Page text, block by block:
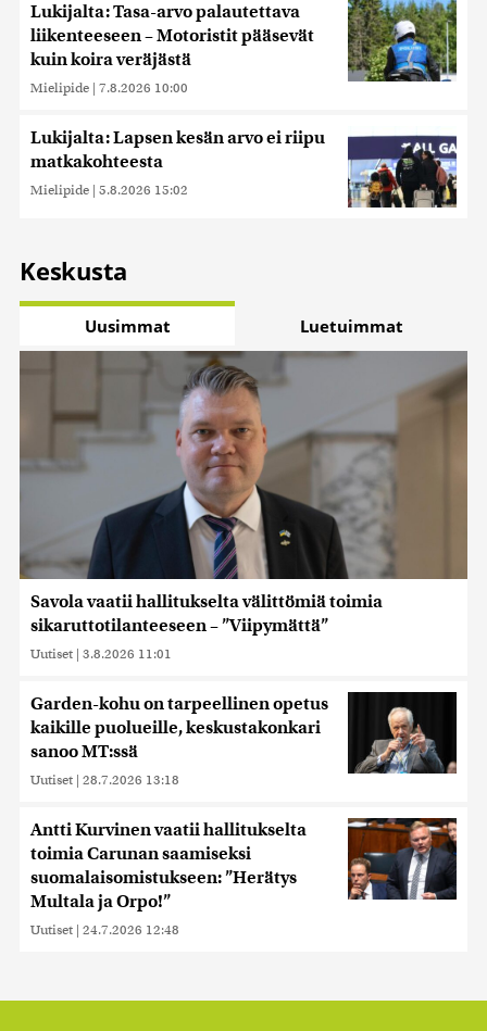
Lukijalta: Tasa-arvo palautettava
liikenteeseen – Motoristit pääsevät
kuin koira veräjästä
Mielipide | 7.8.2026 10:00
Lukijalta: Lapsen kesän arvo ei riipu
matkakohteesta
Mielipide | 5.8.2026 15:02
Keskusta
Uusimmat Luetuimmat
Savola vaatii hallitukselta välittömiä toimia
sikaruttotilanteeseen – ”Viipymättä”
Uutiset | 3.8.2026 11:01
Garden-kohu on tarpeellinen opetus
kaikille puolueille, keskustakonkari
sanoo MT:ssä
Uutiset | 28.7.2026 13:18
Antti Kurvinen vaatii hallitukselta
toimia Carunan saamiseksi
suomalaisomistukseen: ”Herätys
Multala ja Orpo!”
Uutiset | 24.7.2026 12:48